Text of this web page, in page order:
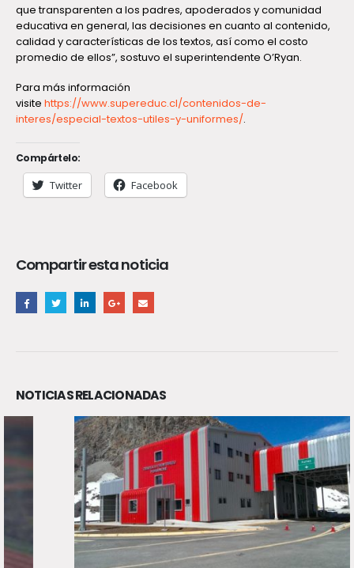
que transparenten a los padres, apoderados y comunidad
educativa en general, las decisiones en cuanto al contenido,
calidad y características de los textos, así como el costo
promedio de ellos”, sostuvo el superintendente O’Ryan.
Para más información
visite https://www.supereduc.cl/contenidos-de-
interes/especial-textos-utiles-y-uniformes/.
Compártelo:
Twitter Facebook
Compartir esta noticia
NOTICIAS RELACIONADAS